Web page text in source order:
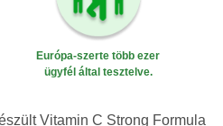
Európa-szerte több ezer
ügyfél által tesztelve.
Vitamin C Strong Formula